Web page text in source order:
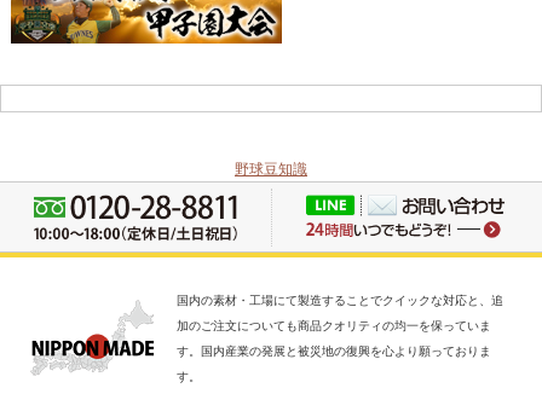
野球豆知識
国内の素材・工場にて製造することでクイックな対応と、追
加のご注文についても商品クオリティの均一を保っていま
す。国内産業の発展と被災地の復興を心より願っておりま
す。